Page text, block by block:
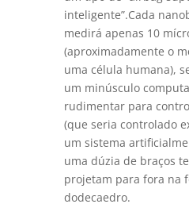
inteligente”.Cada
medirá apenas 10
(aproximadamente o
uma célula humana),
um minúsculo
rudimentar para
(que seria controlado
um sistema
uma dúzia de braços
projetam para fora na
dodecaedro.